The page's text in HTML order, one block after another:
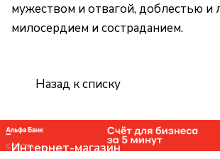
мужеством и отвагой, доблестью
милосердием и состраданием.
Назад к списку
Интернет-магазин